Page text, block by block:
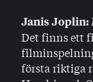
Janis Joplin:
Det finns ett
första riktiga